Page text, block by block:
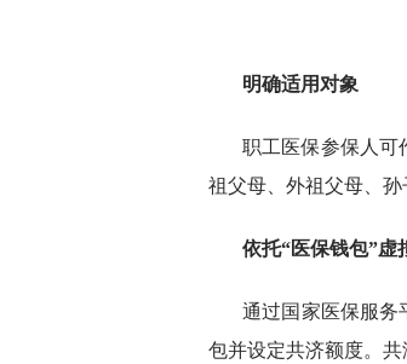
明确适用对象
职工医保参保人可
祖父母、外祖父母、孙
依托“医保钱包”虚
通过国家医保服务
包并设定共济额度。